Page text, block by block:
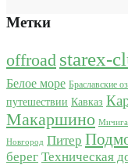
Метки
offroad starex-
Белое море Браславские
путешествии Кавказ
Макаршино
Новгород Питер
берег Техническая